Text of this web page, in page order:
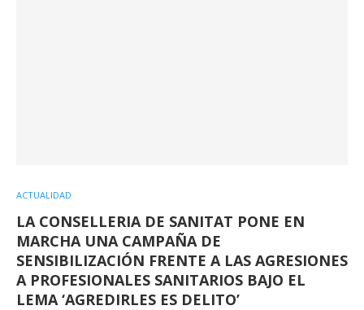
ACTUALIDAD
LA CONSELLERIA DE SANITAT PONE EN
MARCHA UNA CAMPAÑA DE
SENSIBILIZACIÓN FRENTE A LAS AGRESIONES
A PROFESIONALES SANITARIOS BAJO EL
LEMA ‘AGREDIRLES ES DELITO’